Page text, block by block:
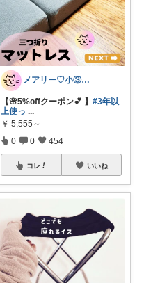
メアリー♡小③女の子のママ•᎑•ꕤ
【🌸5%offクーポン💕 】 #3年以
上使っ ...
￥ 5,555～
0 0 454
コレ いいね